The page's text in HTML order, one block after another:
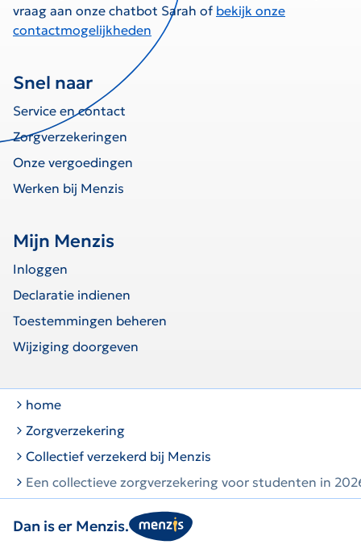
vraag aan onze chatbot Sarah of bekijk onze
contactmogelijkheden
Snel naar
Service en contact
Zorgverzekeringen
Onze vergoedingen
Werken bij Menzis
Mijn Menzis
Inloggen
Declaratie indienen
Toestemmingen beheren
Wijziging doorgeven
home
Zorgverzekering
Collectief verzekerd bij Menzis
Een collectieve zorgverzekering voor studenten in
Dan is er Menzis.